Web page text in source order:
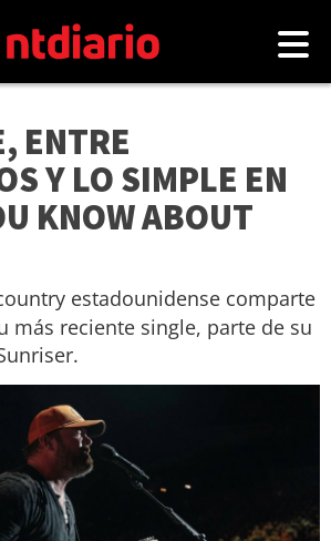
ENTRE
Y LO SIMPLE EN
KNOW ABOUT
estadounidense comparte
más reciente single, parte de su